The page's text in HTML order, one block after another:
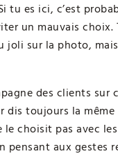
tu es ici, c’est
un mauvais choix.
joli sur la photo,
des clients sur
dis toujours la
le choisit pas avec
pensant aux gestes